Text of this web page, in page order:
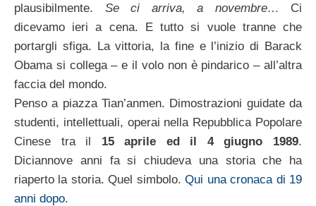
plausibilmente. Se ci arriva, a novembre… Ci
dicevamo ieri a cena. E tutto si vuole tranne che
portargli sfiga. La vittoria, la fine e l’inizio di Barack
Obama si collega – e il volo non è pindarico – all’altra
faccia del mondo.
Penso a piazza Tian’anmen. Dimostrazioni guidate da
studenti, intellettuali, operai nella Repubblica Popolare
Cinese tra il 15 aprile ed il 4 giugno 1989.
Diciannove anni fa si chiudeva una storia che ha
riaperto la storia. Quel simbolo.Qui una cronaca di 19
anni dopo.